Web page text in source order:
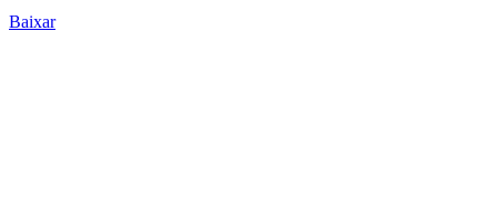
Baixar